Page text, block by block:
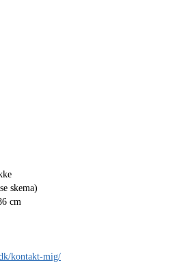
skema)
cm
kontakt-mig/